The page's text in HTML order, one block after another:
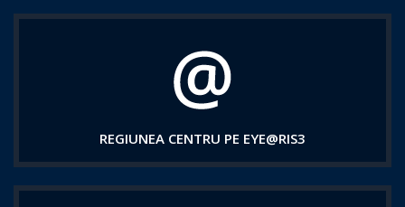
REGIUNEA CENTRU PE EYE@RIS3